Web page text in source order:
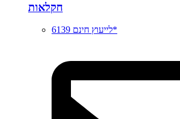
חקלאות
לייעוץ חינם 6139*